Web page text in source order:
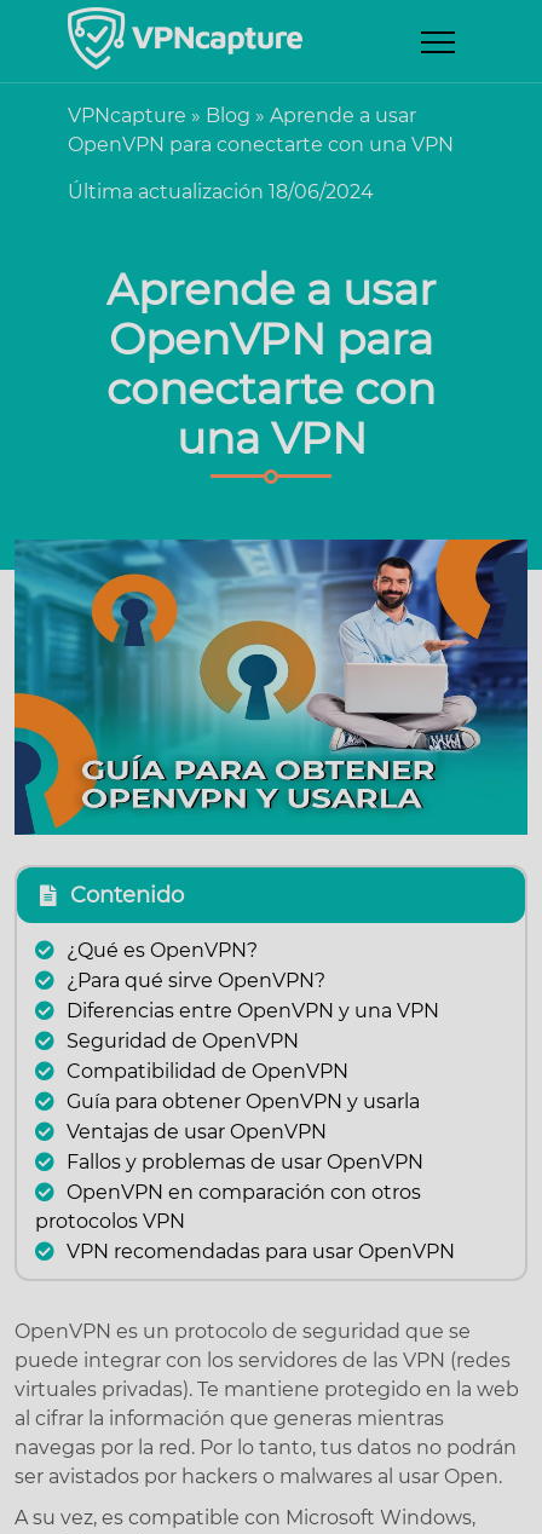
VPNcapture » Blog » Aprende a usar
OpenVPN para conectarte con una VPN
Última actualización 18/06/2024
Aprende a usar
OpenVPN para
conectarte con
una VPN
Contenido
¿Qué es OpenVPN?
¿Para qué sirve OpenVPN?
Diferencias entre OpenVPN y una VPN
Seguridad de OpenVPN
Compatibilidad de OpenVPN
Guía para obtener OpenVPN y usarla
Ventajas de usar OpenVPN
Fallos y problemas de usar OpenVPN
OpenVPN en comparación con otros
protocolos VPN
VPN recomendadas para usar OpenVPN
OpenVPN es un protocolo de seguridad que se
puede integrar con los servidores de las VPN (redes
virtuales privadas). Te mantiene protegido en la web
al cifrar la información que generas mientras
navegas por la red. Por lo tanto, tus datos no podrán
ser avistados por hackers o malwares al usar Open.
A su vez, es compatible con Microsoft Windows,